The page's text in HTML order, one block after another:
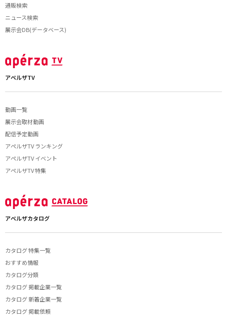
通販検索
ニュース検索
展示会DB(データベース)
アペルザTV
動画一覧
展示会取材動画
配信予定動画
アペルザTV ランキング
アペルザTV イベント
アペルザTV 特集
アペルザカタログ
カタログ 特集一覧
おすすめ情報
カタログ分類
カタログ 掲載企業一覧
カタログ 新着企業一覧
カタログ 掲載依頼